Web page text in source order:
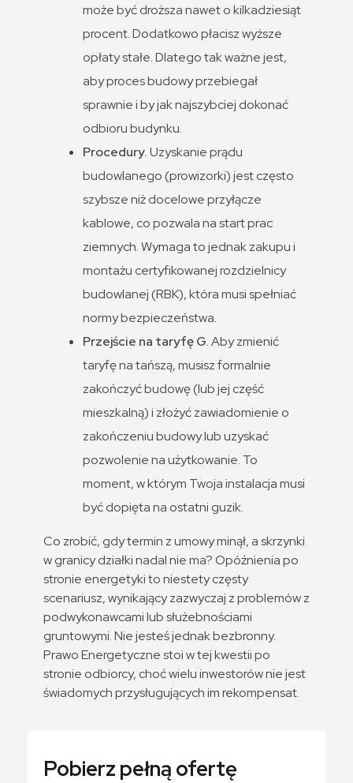
może być droższa nawet o kilkadziesiąt
procent. Dodatkowo płacisz wyższe
opłaty stałe. Dlatego tak ważne jest,
aby proces budowy przebiegał
sprawnie i by jak najszybciej dokonać
odbioru budynku.
Procedury.Uzyskanie prądu
budowlanego (prowizorki) jest często
szybsze niż docelowe przyłącze
kablowe, co pozwala na start prac
ziemnych. Wymaga to jednak zakupu i
montażu certyfikowanej rozdzielnicy
budowlanej (RBK), która musi spełniać
normy bezpieczeństwa.
Przejście na taryfę G.Aby zmienić
taryfę na tańszą, musisz formalnie
zakończyć budowę (lub jej część
mieszkalną) i złożyć zawiadomienie o
zakończeniu budowy lub uzyskać
pozwolenie na użytkowanie. To
moment, w którym Twoja instalacja musi
być dopięta na ostatni guzik.
Co zrobić, gdy termin z umowy minął, a skrzynki
w granicy działki nadal nie ma? Opóźnienia po
stronie energetyki to niestety częsty
scenariusz, wynikający zazwyczaj z problemów z
podwykonawcami lub służebnościami
gruntowymi. Nie jesteś jednak bezbronny.
Prawo Energetyczne stoi w tej kwestii po
stronie odbiorcy, choć wielu inwestorów nie jest
świadomych przysługujących im rekompensat.
Pobierz pełną ofertę